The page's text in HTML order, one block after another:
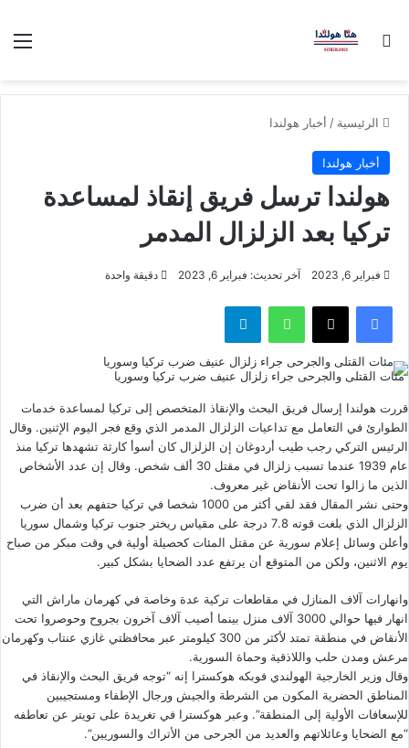
بحث عن
الرئيسية / أخبار هولندا
أخبار هولندا
هولندا ترسل فريق إنقاذ لمساعدة
تركيا بعد الزلزال المدمر
فبراير 6, 2023 آخر تحديث: فبراير 6, 2023 دقيقة واحدة
فيسبوك ‫X واتساب تيلقرام
مئات القتلى والجرحى جراء زلزال عنيف ضرب تركيا وسوريا
قررت هولندا إرسال فريق البحث والإنقاذ المتخصص إلى تركيا لمساعدة خدمات
الطوارئ في التعامل مع تداعيات الزلزال المدمر الذي وقع فجر اليوم الإثنين. وقال
الرئيس التركي رجب طيب أردوغان إن الزلزال كان أسوأ كارثة تشهدها تركيا منذ
عام 1939 عندما تسبب زلزال في مقتل 30 ألف شخص. وقال إن عدد الأشخاص
الذين ما زالوا تحت الأنقاض غير معروف.
وحتى نشر المقال فقد لقي أكثر من 1000 شخصا في تركيا حتفهم بعد أن ضرب
الزلزال الذي بلغت قوته 7.8 درجة على مقياس ريختر جنوب تركيا وشمال سوريا
وأعلن وسائل إعلام سورية عن مقتل المئات كحصيلة أولية في وقت مبكر من صباح
يوم الاثنين، ولكن من المتوقع أن يرتفع عدد الضحايا بشكل كبير.
وانهارات آلاف المنازل في مقاطعات تركية عدة وخاصة في كهرمان ماراش التي
انهار فيها حوالي 3000 آلاف منزل بينما أصيب آلاف آخرون بجروح وحوصروا تحت
الأنقاض في منطقة تمتد لأكثر من 300 كيلومتر عبر محافظتي غازي عنتاب وكهرمان
مرعش ومدن حلب واللاذقية وحماة السورية.
وقال وزير الخارجية الهولندي فوبكه هوكسترا إنه “توجه فريق البحث والإنقاذ في
المناطق الحضرية المكون من الشرطة والجيش ورجال الإطفاء ومستجيبين
للإسعافات الأولية إلى المنطقة”. وعبر هوكسترا في تغريدة على تويتر عن تعاطفه
“مع الضحايا وعائلاتهم والعديد من الجرحى من الأتراك والسوريين”.